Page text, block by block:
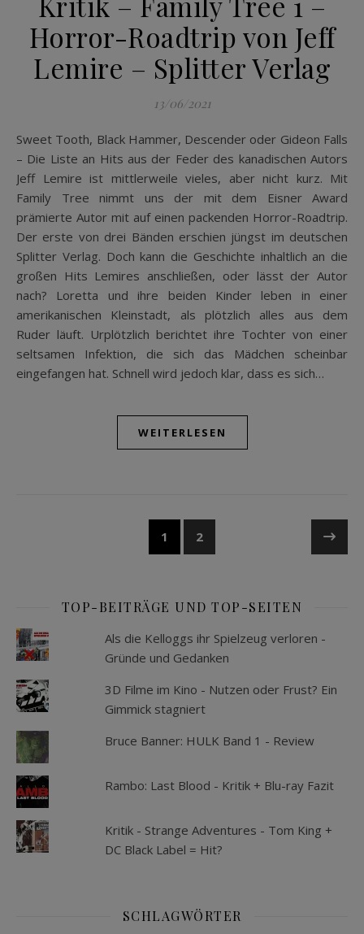
Horror-Roadtrip von Jeff
Lemire – Splitter Verlag
13/06/2021
Sweet Tooth, Black Hammer, Descender oder Gideon Falls
– Die Liste an Hits aus der Feder des kanadischen Autors
Jeff Lemire ist mittlerweile vieles, aber nicht kurz. Mit
Family Tree nimmt uns der mit dem Eisner Award
prämierte Autor mit auf einen packenden Horror-Roadtrip.
Der erste von drei Bänden erschien jüngst im deutschen
Splitter Verlag. Doch kann die Geschichte inhaltlich an die
großen Hits Lemires anschließen, oder lässt der Autor
nach? Loretta und ihre beiden Kinder leben in einer
amerikanischen Kleinstadt, als plötzlich alles aus dem
Ruder läuft. Urplötzlich berichtet ihre Tochter von einer
seltsamen Infektion, die sich das Mädchen scheinbar
eingefangen hat. Schnell wird jedoch klar, dass es sich…
WEITERLESEN
1 2
TOP-BEITRÄGE UND TOP-SEITEN
Als die Kelloggs ihr Spielzeug verloren -
Gründe und Gedanken
3D Filme im Kino - Nutzen oder Frust? Ein
Gimmick stagniert
Bruce Banner: HULK Band 1 - Review
Rambo: Last Blood - Kritik + Blu-ray Fazit
Kritik - Strange Adventures - Tom King +
DC Black Label = Hit?
SCHLAGWÖRTER